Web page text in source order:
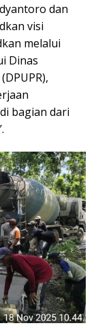
dan
visi
melalui
Dinas
bagian dari